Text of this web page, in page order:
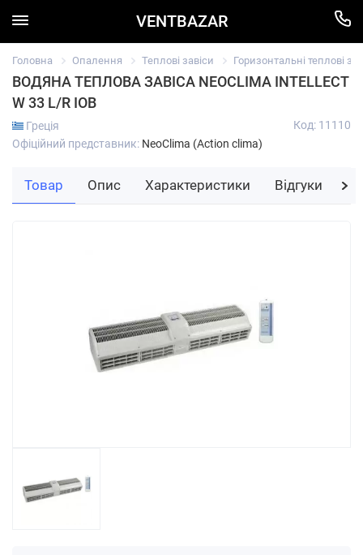
VENTBAZAR
Головна Опалення Теплові завіси Горизонтальні теплові
ВОДЯНА ТЕПЛОВА ЗАВІСА NEOCLIMA INTELLECT
W 33 L/R IOB
Греція
Офіційний представник: NeoClima (Action clima)
Код: 11110
Товар Опис Характеристики Відгуки